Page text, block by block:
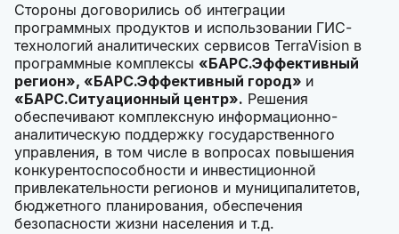
Стороны договорились об интеграции
программных продуктов и использовании ГИС-
технологий аналитических сервисов TerraVision в
программные комплексы «БАРС.Эффективный
регион», «БАРС.Эффективный город» и
«БАРС.Ситуационный центр». Решения
обеспечивают комплексную информационно-
аналитическую поддержку государственного
управления, в том числе в вопросах повышения
конкурентоспособности и инвестиционной
привлекательности регионов и муниципалитетов,
бюджетного планирования, обеспечения
безопасности жизни населения и т.д.